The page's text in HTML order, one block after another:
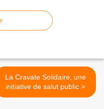
La Cravate Solidaire, une
initiative de salut public >